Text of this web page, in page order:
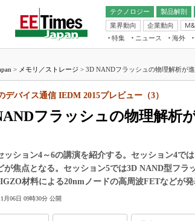
テクノロジー 製品解剖
電池／エネルギー
アナログ
マイコン
FPGA
業界動向
企業動向
特集 ニュース 海外
福田昭のデバイス通信
湯之上隆のナノフォーカス
大山聡の業界スコープ
リタイア直前エンジニアの社会人
学漂流記
世界を「数字」で回してみよう
電子ブックレット
> メモリ／ストレージ > 3D NANDフラッシュの物理解析が進
フラッシュの物理解析
デバイス通信 IEDM 2015プレビュー（3）
ッション4～6の講演を紹介する。セッション4で
が焦点となる。セッション5では3D NAND型フラ
材料による20nmノードの高周波FETなどが発
月06日 09時30分 公開